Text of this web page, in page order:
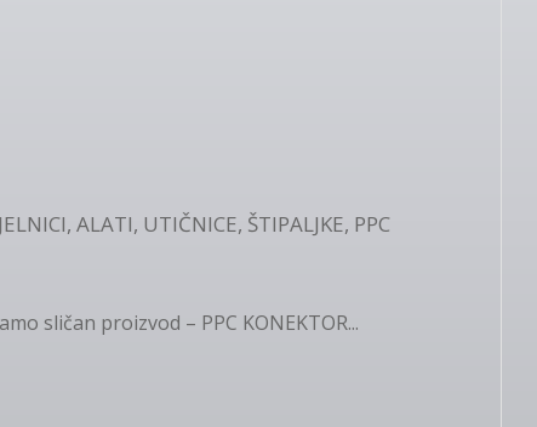
ALATI, UTIČNICE, ŠTIPALJKE, PPC
sličan proizvod – PPC KONEKTOR...